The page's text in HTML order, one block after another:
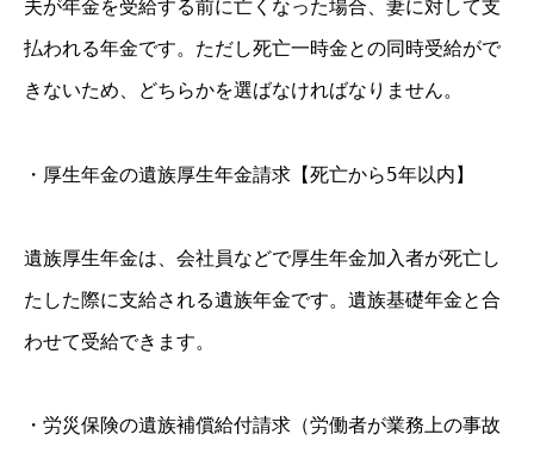
夫が年金を受給する前に亡くなった場合、妻に対して支
払われる年金です。ただし死亡一時金との同時受給がで
きないため、どちらかを選ばなければなりません。
・厚生年金の遺族厚生年金請求【死亡から5年以内】
遺族厚生年金は、会社員などで厚生年金加入者が死亡し
たした際に支給される遺族年金です。遺族基礎年金と合
わせて受給できます。
・労災保険の遺族補償給付請求（労働者が業務上の事故